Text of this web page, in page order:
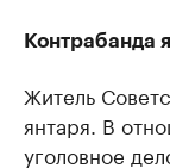
Контрабанда
Житель
янтаря. В
уголовное